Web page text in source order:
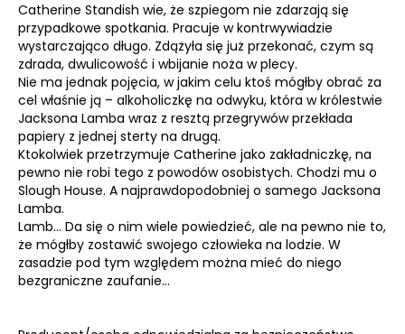
Catherine Standish wie, że szpiegom nie zdarzają się
przypadkowe spotkania. Pracuje w kontrwywiadzie
wystarczająco długo. Zdążyła się już przekonać, czym są
zdrada, dwulicowość i wbijanie noża w plecy.
Nie ma jednak pojęcia, w jakim celu ktoś mógłby obrać za
cel właśnie ją – alkoholiczkę na odwyku, która w królestwie
Jacksona Lamba wraz z resztą przegrywów przekłada
papiery z jednej sterty na drugą.
Ktokolwiek przetrzymuje Catherine jako zakładniczkę, na
pewno nie robi tego z powodów osobistych. Chodzi mu o
Slough House. A najprawdopodobniej o samego Jacksona
Lamba.
Lamb… Da się o nim wiele powiedzieć, ale na pewno nie to,
że mógłby zostawić swojego człowieka na lodzie. W
zasadzie pod tym względem można mieć do niego
bezgraniczne zaufanie...